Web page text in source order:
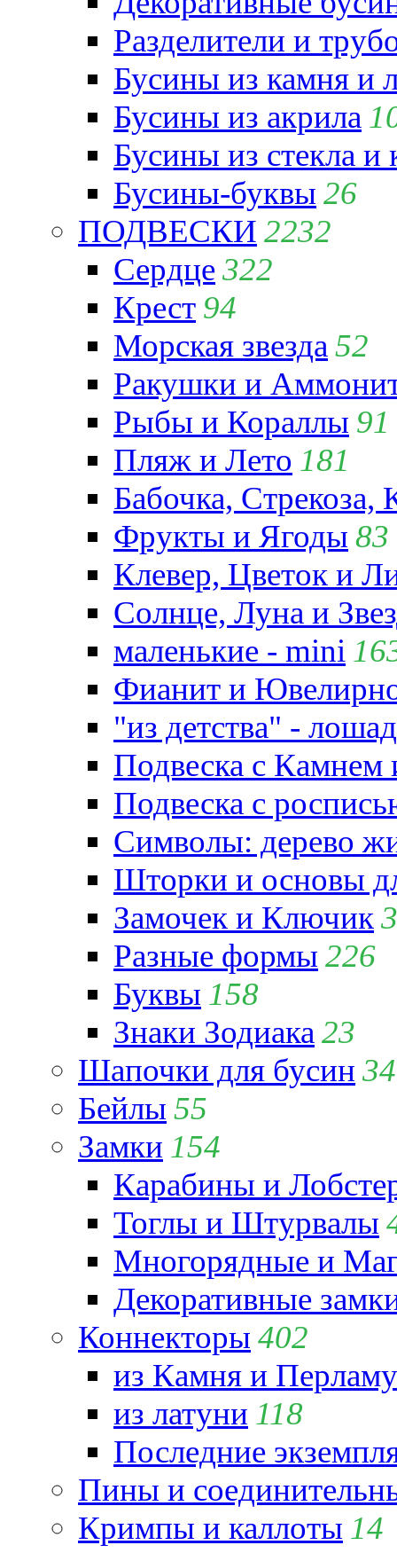
Разделители и
Бусины из камня и
Бусины из акрила
Бусины из стекла и
Бусины-буквы 26
ПОДВЕСКИ 2232
Сердце322
Крест 94
Морская звезда 52
Ракушки и
Рыбы и Кораллы 91
Пляж и Лето 181
Бабочка,
Фрукты и Ягоды 83
Клевер, Цветок и
Солнце, Луна и
маленькие - mini
Фианит и
"из детства" -
Подвеска с
Подвеска с
Символы: дерево
Шторки и основы
Замочек и Ключик
Разные формы 226
Буквы 158
Знаки Зодиака 23
Шапочки для бусин 34
Бейлы 55
Замки 154
Карабины и
Тоглы и Штурвалы
Многорядные и
Декоративные
Коннекторы 402
из Камня и
из латуни 118
Последние
Пины и
Кримпы и каллоты 14